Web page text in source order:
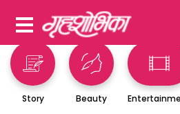
Story Beauty